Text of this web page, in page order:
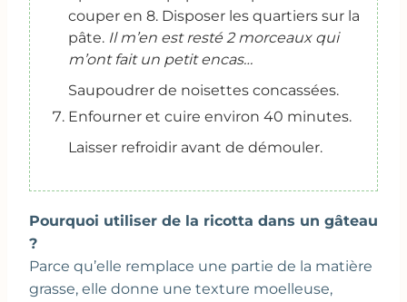
couper en 8. Disposer les quartiers sur la
pâte. Il m’en est resté 2 morceaux qui
m’ont fait un petit encas…
Saupoudrer de noisettes concassées.
Enfourner et cuire environ 40 minutes.
Laisser refroidir avant de démouler.
Pourquoi utiliser de la ricotta dans un gâteau
?
Parce qu’elle remplace une partie de la matière
grasse, elle donne une texture moelleuse,